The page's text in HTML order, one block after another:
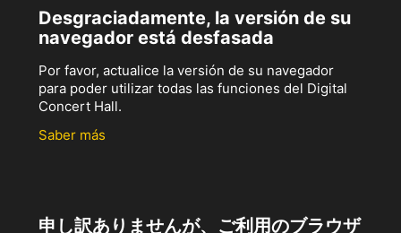
Desgraciadamente, la versión de su
navegador está desfasada
Por favor, actualice la versión de su navegador
para poder utilizar todas las funciones del Digital
Concert Hall.
Saber más
申し訳ありませんが、ご利用のブラウザ